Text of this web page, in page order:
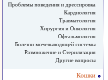
Проблемы поведения и дрессировка
Кардиология
Травматология
Хирургия и Онкология
Офтальмология
Болезни мочевыводящей системы
Размножение и Стерилизация
Другие вопросы
Кошки